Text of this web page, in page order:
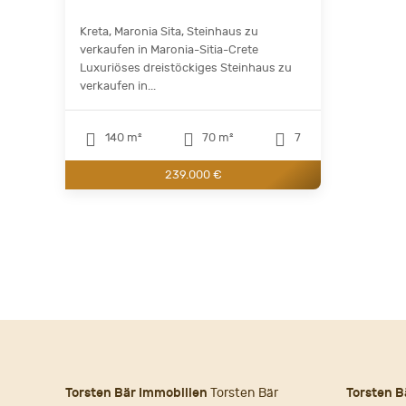
Kreta, Maronia Sita, Steinhaus zu
verkaufen in Maronia-Sitia-Crete
Luxuriöses dreistöckiges Steinhaus zu
verkaufen in...
140 m² 70 m² 7
239.000 €
Torsten Bär Immobilien Torsten Bär
Torsten